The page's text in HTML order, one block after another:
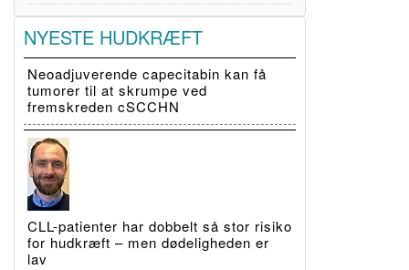
NYESTE HUDKRÆFT
Neoadjuverende capecitabin kan få
tumorer til at skrumpe ved
fremskreden cSCCHN
CLL-patienter har dobbelt så stor risiko
for hudkræft – men dødeligheden er
lav